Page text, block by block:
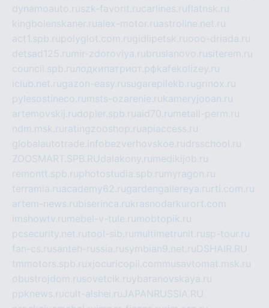
dynamoauto.ruszk-favorit.rucarlines.ruflatnsk.ru
kingbolenskaner.rualex-motor.ruastroline.net.ru
act1.spb.rupolyglot.com.rugidlipetsk.ruooo-driada.ru
detsad125.ru mir-zdoroviya.rubruslanovo.rusiterem.ru
council.spb.ruлодкипатриот.рфkafekolizey.ru
iclub.net.rugazon-easy.rusugarepilekb.rugrinox.ru
pylesostineco.ru msts-ozarenie.rukameryjooan.ru
artemovskij.rudopler.spb.ruaid70.ru metall-perm.ru
ndm.msk.ru ratingzooshop.ruapiaccess.ru
globalautotrade.info bezverhovskoe.rudrsschool.ru
ZOOSMART.SPB.RUdalakony.ru medikijob.ru
remontt.spb.ruphotostudia.spb.ru myragon.ru
terramia.ruacademy62.rugardengallereya.ru rti.com.ru
artem-news.rubiserinca.rukrasnodarkurort.com
imshowtv.ru mebel-v-tule.ru mobtopik.ru
pcsecurity.net.rutool-sib.ru multimetrunit.rusp-tour.ru
fan-cs.rusanteh-russia.rusymbian9.net.ruDSHAIR.RU
tmmotors.spb.ruxjocuricopii.com musavtomat.msk.ru
obustrojdom.rusovetcik.ruybaranovskaya.ru
ppknews.rucult-alshei.ruJAPANRUSSIA.RU